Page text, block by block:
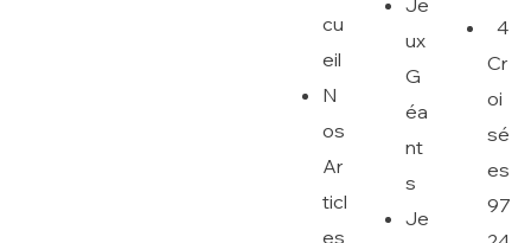
cu
eil
N
os
Ar
ticl
es
ux
G
éa
nt
s
Je
4
Cr
oi
sé
es
97